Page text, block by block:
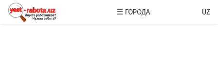
☰ ГОРОДА UZ